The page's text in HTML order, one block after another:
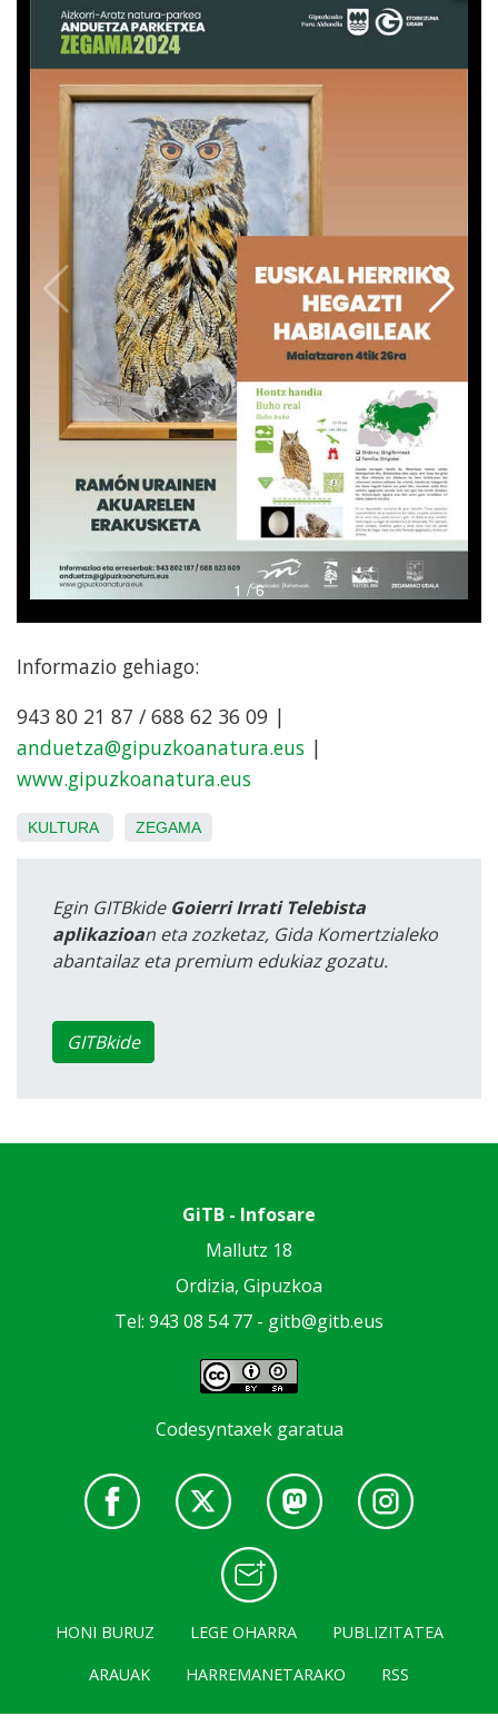
Informazio gehiago:
943 80 21 87 / 688 62 36 09 |
anduetza@gipuzkoanatura.eus |
www.gipuzkoanatura.eus
KULTURA ZEGAMA
Egin GITBkide Goierri Irrati Telebista
aplikazioan eta zozketaz, Gida Komertzialeko
abantailaz eta premium edukiaz gozatu.
GITBkide
GiTB - Infosare
Mallutz 18
Ordizia, Gipuzkoa
Tel: 943 08 54 77 - gitb@gitb.eus
Codesyntaxek garatua
HONI BURUZ LEGE OHARRA
PUBLIZITATEA
ARAUAK
HARREMANETARAKO RSS